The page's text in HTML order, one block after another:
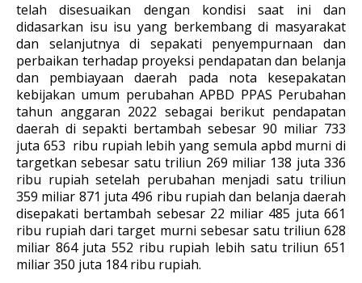
telah disesuaikan dengan kondisi saat ini dan
didasarkan isu isu yang berkembang di masyarakat
dan selanjutnya di sepakati penyempurnaan dan
perbaikan terhadap proyeksi pendapatan dan belanja
dan pembiayaan daerah pada nota kesepakatan
kebijakan umum perubahan APBD PPAS Perubahan
tahun anggaran 2022 sebagai berikut pendapatan
daerah di sepakti bertambah sebesar 90 miliar 733
juta 653 ribu rupiah lebih yang semula apbd murni di
targetkan sebesar satu triliun 269 miliar 138 juta 336
ribu rupiah setelah perubahan menjadi satu triliun
359 miliar 871 juta 496 ribu rupiah dan belanja daerah
disepakati bertambah sebesar 22 miliar 485 juta 661
ribu rupiah dari target murni sebesar satu triliun 628
miliar 864 juta 552 ribu rupiah lebih satu triliun 651
miliar 350 juta 184 ribu rupiah.